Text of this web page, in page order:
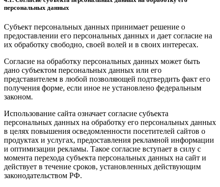
персональных данных
Субъект персональных данных принимает решение о
предоставлении его персональных данных и дает согласие на
их обработку свободно, своей волей и в своих интересах.
Согласие на обработку персональных данных может быть
дано субъектом персональных данных или его
представителем в любой позволяющей подтвердить факт его
получения форме, если иное не установлено федеральным
законом.
Использование сайта означает согласие субъекта
персональных данных на обработку его персональных данных
в целях повышения осведомленности посетителей сайтов о
продуктах и услугах, предоставления рекламной информации
и оптимизации рекламы. Такое согласие вступает в силу с
момента перехода субъекта персональных данных на сайт и
действует в течение сроков, установленных действующим
законодательством РФ.